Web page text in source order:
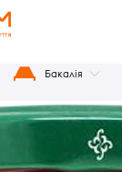
Бакалія